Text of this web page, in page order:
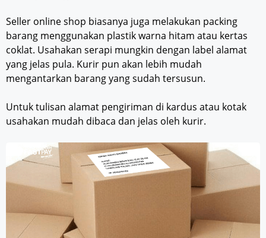
Seller online shop biasanya juga melakukan packing
barang menggunakan plastik warna hitam atau kertas
coklat. Usahakan serapi mungkin dengan label alamat
yang jelas pula. Kurir pun akan lebih mudah
mengantarkan barang yang sudah tersusun.
Untuk tulisan alamat pengiriman di kardus atau kotak
usahakan mudah dibaca dan jelas oleh kurir.